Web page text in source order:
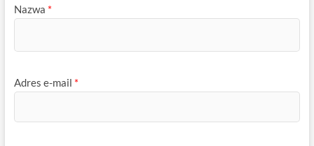
Nazwa *
Adres e-mail *